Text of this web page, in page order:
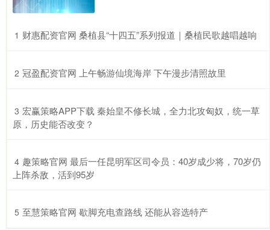
1 ​财惠配资官网 桑植县“十四五”系列报道｜桑植民歌越唱越响
2 ​冠盈配资官网 上午畅游仙境海岸 下午漫步清照故里
3 ​宏赢策略APP下载 秦始皇不修长城，全力北攻匈奴，统一草
原，历史能否改变？
4 ​趣策略官网 最后一任昆明军区司令员：40岁成少将，70岁仍
上阵杀敌，活到95岁
5 ​至慧策略官网 歇脚充电查路线 还能从容选特产